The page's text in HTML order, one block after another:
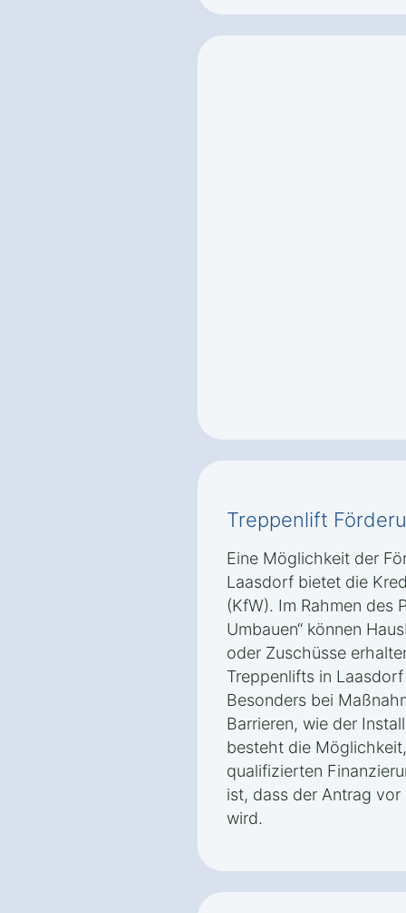
Treppenlift
Eine Möglichkeit der
Laasdorf bietet die
(KfW). Im Rahmen des
Umbauen“ können
oder Zuschüsse
Treppenlifts in
Besonders bei
Barrieren, wie der
besteht die
qualifizierten
ist, dass der Antrag
wird.